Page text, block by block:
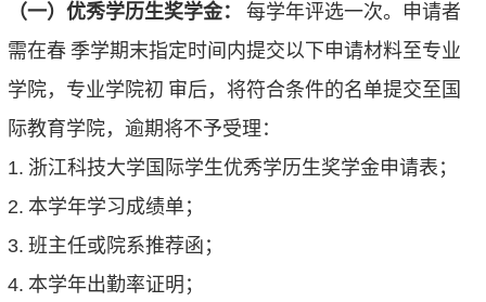
（一）优秀学历生奖学金：
每学年评选一次。申请者
需在春 季学期末指定时间内提交以下申请材料至专业
学院，专业学院初 审后，将符合条件的名单提交至国
际教育学院，逾期将不予受理：
1. 浙江科技大学国际学生优秀学历生奖学金申请表；
2. 本学年学习成绩单；
3. 班主任或院系推荐函；
4. 本学年出勤率证明；